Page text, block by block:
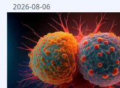
2026-08-06